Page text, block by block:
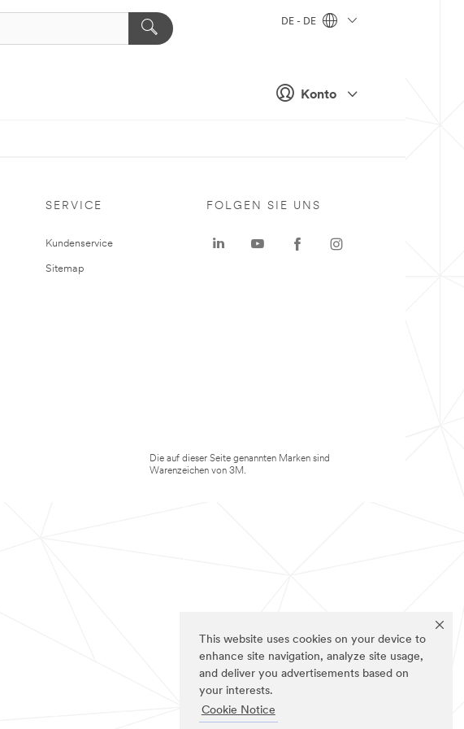
This website uses cookies on your device to
enhance site navigation, analyze site usage,
and deliver you advertisements based on
your interests.
Cookie Notice
Konto
DE - DE
SERVICE
Kundenservice
Sitemap
FOLGEN SIE UNS
Die auf dieser Seite genannten Marken sind
Warenzeichen von 3M.